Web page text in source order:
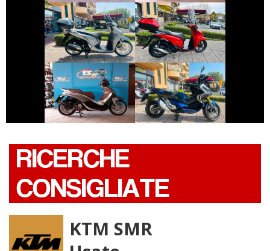
HONDA SH HONDA SH
PIAGGIO
BEVERLY
€ 3.590 €
HONDA X-ADV
€ 4.990 €
RICERCHE
CONSIGLIATE
KTM SMR